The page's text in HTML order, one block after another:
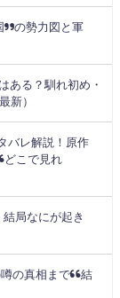
”の勢力図と軍
ある？馴れ初め・
新）
レ解説！原作
どこで見れ
局なにが起き
噂の真相まで“結